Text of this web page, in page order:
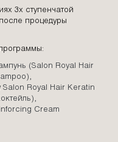
3х ступенчатой
процедуры
(Salon Royal Hair
Salon Royal Hair Keratin
Cream